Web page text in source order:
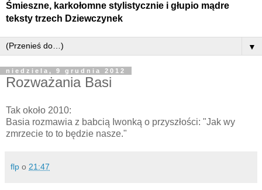
Śmieszne, karkołomne stylistycznie i głupio mądre
teksty trzech Dziewczynek
▼
niedziela, 9 grudnia 2012
Rozważania Basi
Tak około 2010:
Basia rozmawia z babcią Iwonką o przyszłości: "Jak wy
zmrzecie to to będzie nasze."
flp o 21:47